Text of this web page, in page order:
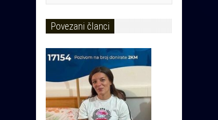
Povezani članci